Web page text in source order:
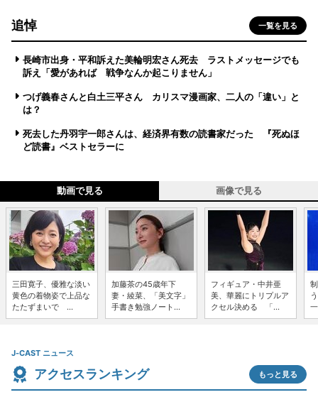
追悼 一覧を見る
長崎市出身・平和訴えた美輪明宏さん死去 ラストメッセージでも
訴え「愛があれば 戦争なんか起こりません」
つげ義春さんと白土三平さん カリスマ漫画家、二人の「違い」と
は？
死去した丹羽宇一郎さんは、経済界有数の読書家だった 『死ぬほ
ど読書』ベストセラーに
動画で見る 画像で見る
三田寛子、優雅な淡い
黄色の着物姿で上品な
たたずまいで ...
加藤茶の45歳年下
妻・綾菜、「美文字」
手書き勉強ノート...
フィギュア・中井亜
美、華麗にトリプルア
クセル決める 「...
J-CAST ニュース
アクセスランキング もっと見る